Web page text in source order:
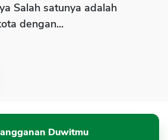
Salah satunya adalah
dengan...
Duwitmu